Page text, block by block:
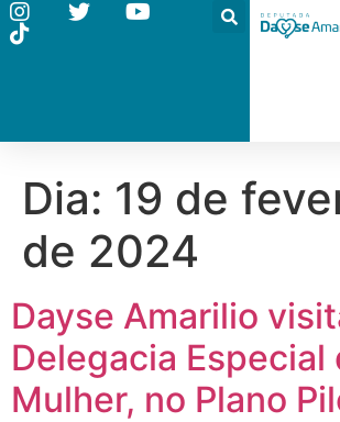
Dia: 19 de
de 2024
Dayse Amarilio
Delegacia Especial
Mulher, no Plano